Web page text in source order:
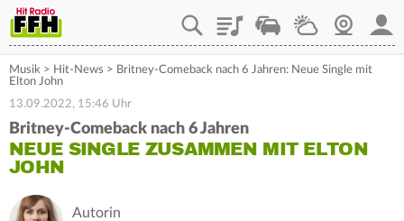
PlaylistStaupilotWetterWebcam
Musik > Hit-News > Britney-Comeback nach 6 Jahren: Neue Single mit
Elton John
13.09.2022, 15:46 Uhr
Britney-Comeback nach 6 Jahren
NEUE SINGLE ZUSAMMEN MIT ELTON
JOHN
Autorin